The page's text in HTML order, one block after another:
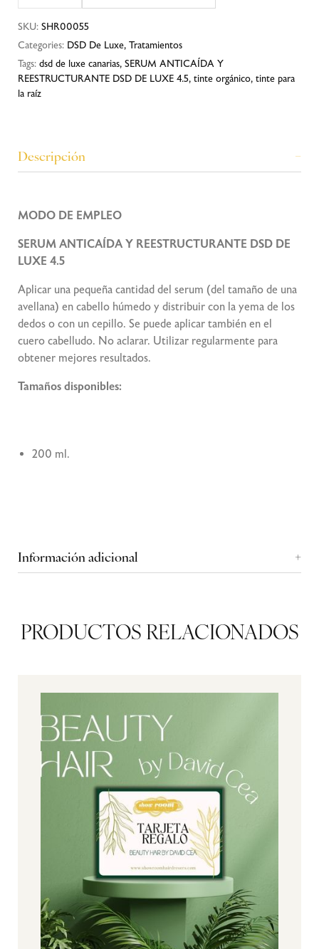
SKU: SHR00055
Categories: DSD De Luxe, Tratamientos
Tags: dsd de luxe canarias, SERUM ANTICAÍDA Y
REESTRUCTURANTE DSD DE LUXE 4.5, tinte orgánico, tinte para
la raíz
Descripción
MODO DE EMPLEO
SERUM ANTICAÍDA Y REESTRUCTURANTE DSD DE
LUXE 4.5
Aplicar una pequeña cantidad del serum (del tamaño de una
avellana) en cabello húmedo y distribuir con la yema de los
dedos o con un cepillo. Se puede aplicar también en el
cuero cabelludo. No aclarar. Utilizar regularmente para
obtener mejores resultados.
Tamaños disponibles:
200 ml.
Información adicional
PRODUCTOS RELACIONADOS